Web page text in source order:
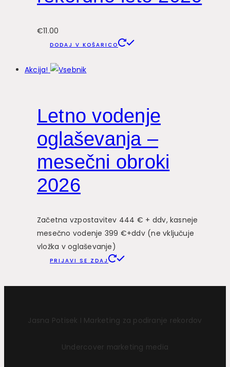
€11.00
DODAJ V KOŠARICO
Akcija!
Letno vodenje
oglaševanja –
mesečni obroki
2026
Začetna vzpostavitev 444 € + ddv, kasneje
mesečno vodenje 399 €+ddv (ne vključuje
vložka v oglaševanje)
PRIJAVI SE ZDAJ
Jasna Potisek I Marketing za podiranje rekordov
Undercover marketing media